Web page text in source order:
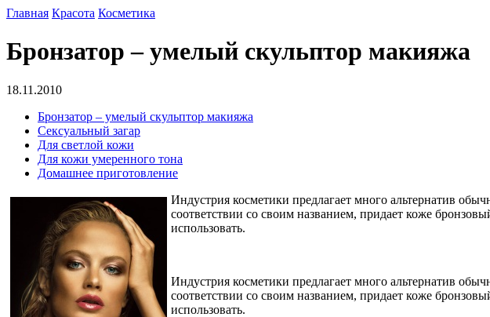
Главная Красота Косметика
Бронзатор – умелый скульптор макияжа
18.11.2010
Бронзатор – умелый скульптор макияжа
Сексуальный загар
Для светлой кожи
Для кожи умеренного тона
Домашнее приготовление
Индустрия косметики предлагает много альтернатив
соответствии со своим названием, придает коже
использовать.
Индустрия косметики предлагает много альтернатив
соответствии со своим названием, придает коже
использовать.